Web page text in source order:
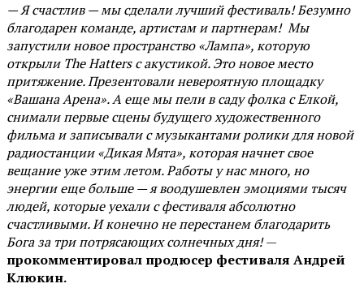
— Я счастлив — мы сделали лучший фестиваль! Безумно
благодарен команде, артистам и партнерам! Мы
запустили новое пространство «Лампа», которую
открыли The Hatters с акустикой. Это новое место
притяжение. Презентовали невероятную площадку
«Вашана Арена». А еще мы пели в саду фолка с Елкой,
снимали первые сцены будущего художественного
фильма и записывали с музыкантами ролики для новой
радиостанции «Дикая Мята», которая начнет свое
вещание уже этим летом. Работы у нас много, но
энергии еще больше — я воодушевлен эмоциями тысяч
людей, которые уехали с фестиваля абсолютно
счастливыми. И конечно не перестанем благодарить
Бога за три потрясающих солнечных дня!—
прокомментировал продюсер фестиваля Андрей
Клюкин.